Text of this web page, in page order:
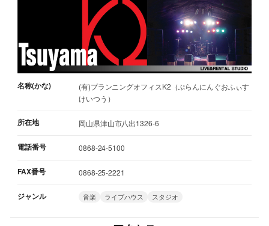
名称(かな)
(有)プランニングオフィスK2（ぷらんにんぐおふぃす
けいつう）
所在地 岡山県津山市八出1326-6
電話番号 0868-24-5100
FAX番号 0868-25-2221
ジャンル 音楽 ライブハウス スタジオ